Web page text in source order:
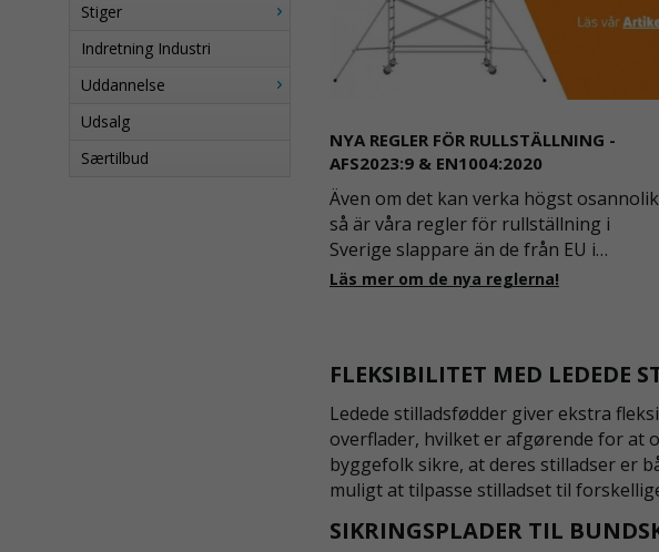
Stiger
Indretning Industri
Uddannelse
Udsalg
Særtilbud
NYA REGLER FÖR RULLSTÄLLNING -
AFS2023:9 & EN1004:2020
Även om det kan verka högst
så är våra regler för rullställning i
Sverige slappare än de från EU i
skrivande stund, men detta kommer det
Läs mer om de nya reglerna!
FLEKSIBILITET MED LEDEDE
Ledede stilladsfødder giver ekstra
overflader, hvilket er afgørende for at
byggefolk sikre, at deres stilladser er
muligt at tilpasse stilladset til
SIKRINGSPLADER TIL